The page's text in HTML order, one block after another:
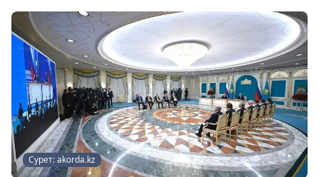
Сурет: akorda.kz